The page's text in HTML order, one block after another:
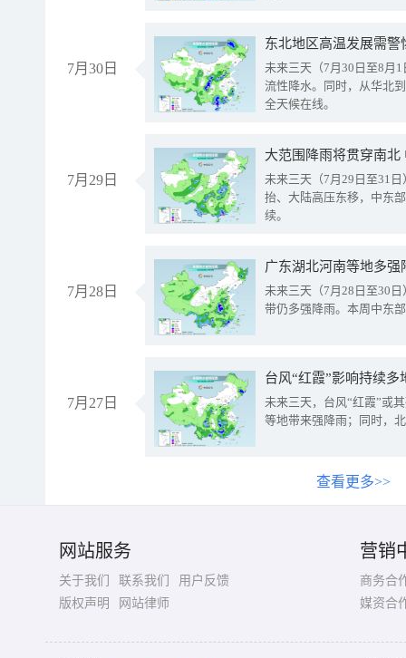
7月30日
东北地区高温发展需
未来三天（7月30日至8月
流性降水。同时，从华北
全天候在线。
7月29日
大范围降雨将贯穿南
未来三天（7月29日至31
抬、大陆高压东移，中东
续。
7月28日
广东湖北河南等地多
未来三天（7月28日至30
带仍多强降雨。本周中东
7月27日
台风“红霞”影响持续
未来三天，台风“红霞”或
等地带来强降雨；同时，
查看更多>>
网站服务
关于我们 联系我们
用户反馈
版权声明
网站律师
营销
商务合
媒资合